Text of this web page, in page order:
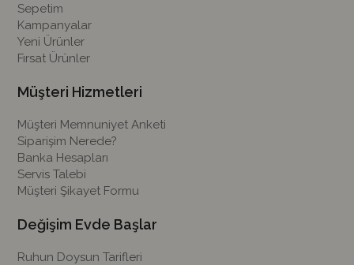
Sepetim
Kampanyalar
Yeni Ürünler
Fırsat Ürünler
Müşteri Hizmetleri
Müşteri Memnuniyet Anketi
Siparişim Nerede?
Banka Hesapları
Servis Talebi
Müşteri Şikayet Formu
Değişim Evde Başlar
Ruhun Doysun Tarifleri